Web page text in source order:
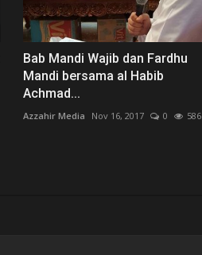
Bab Mandi Wajib dan Fardhu
Mandi bersama al Habib
Achmad...
Azzahir Media Nov 16, 2017 0 586